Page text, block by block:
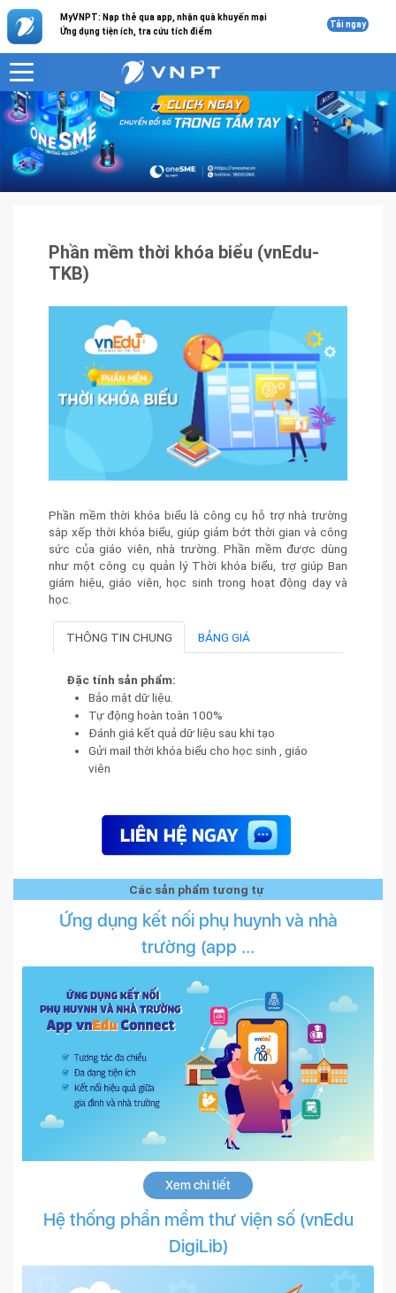
MyVNPT: Nạp thẻ qua app, nhận quà khuyến mại
Ứng dụng tiện ích, tra cứu tích điểm
Tải ngay
VNPT Sản phẩm - Dịch vụ Phần mềm thời khóa biểu (vnEdu-TKB)
Phần mềm thời khóa biểu (vnEdu-
TKB)
Phần mềm thời khóa biểu là công cụ hỗ trợ nhà trường
sắp xếp thời khóa biểu, giúp giảm bớt thời gian và công
sức của giáo viên, nhà trường. Phần mềm được dùng
như một công cụ quản lý Thời khóa biểu, trợ giúp Ban
giám hiệu, giáo viên, học sinh trong hoạt động dạy và
học.
THÔNG TIN CHUNG BẢNG GIÁ
Đặc tính sản phẩm:
Bảo mật dữ liệu.
Tự động hoàn toàn 100%
Đánh giá kết quả dữ liệu sau khi tạo
Gửi mail thời khóa biểu cho học sinh , giáo
viên
Các sản phẩm tương tự
Ứng dụng kết nối phụ huynh và nhà
trường (app ...
Xem chi tiết
Hệ thống phần mềm thư viện số (vnEdu
DigiLib)